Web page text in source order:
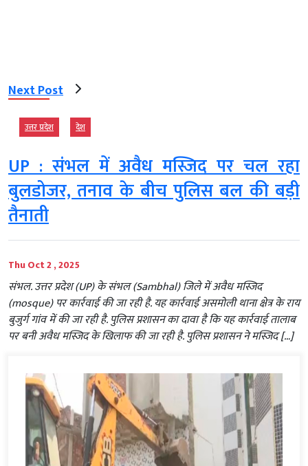
Next Post
उत्तर प्रदेश देश
UP : संभल में अवैध मस्जिद पर चल रहा
बुलडोजर, तनाव के बीच पुलिस बल की बड़ी
तैनाती
Thu Oct 2 , 2025
संभल. उत्तर प्रदेश (UP) के संभल (Sambhal) जिले में अवैध मस्जिद
(mosque) पर कार्रवाई की जा रही है. यह कार्रवाई असमोली थाना क्षेत्र के राय
बुजुर्ग गांव में की जा रही है. पुलिस प्रशासन का दावा है कि यह कार्रवाई तालाब
पर बनी अवैध मस्जिद के खिलाफ की जा रही है. पुलिस प्रशासन ने मस्जिद […]